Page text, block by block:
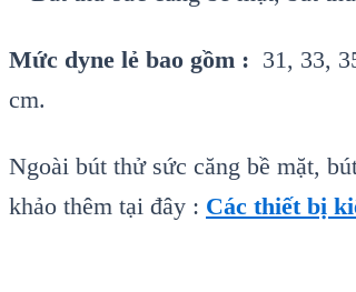
Mức dyne lẻ bao gồm : 31, 33,
cm.
Ngoài bút thử sức căng bề mặt,
khảo thêm tại đây : Các thiết bị